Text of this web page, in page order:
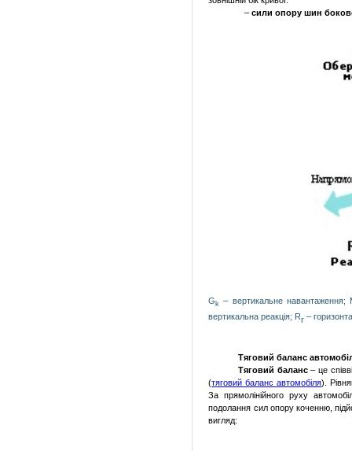
– сили опору шин
Gk – вертикальне навантаження;
вертикальна реакція; Rг –
Тяговий баланс
Тяговий баланс– це
(тяговий баланс автомобіля).
За прямолінійного руху
подолання сил опору коченню,
вигляд: